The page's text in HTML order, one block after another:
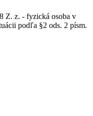
Z. z. - fyzická osoba v
podľa §2 ods. 2 písm.